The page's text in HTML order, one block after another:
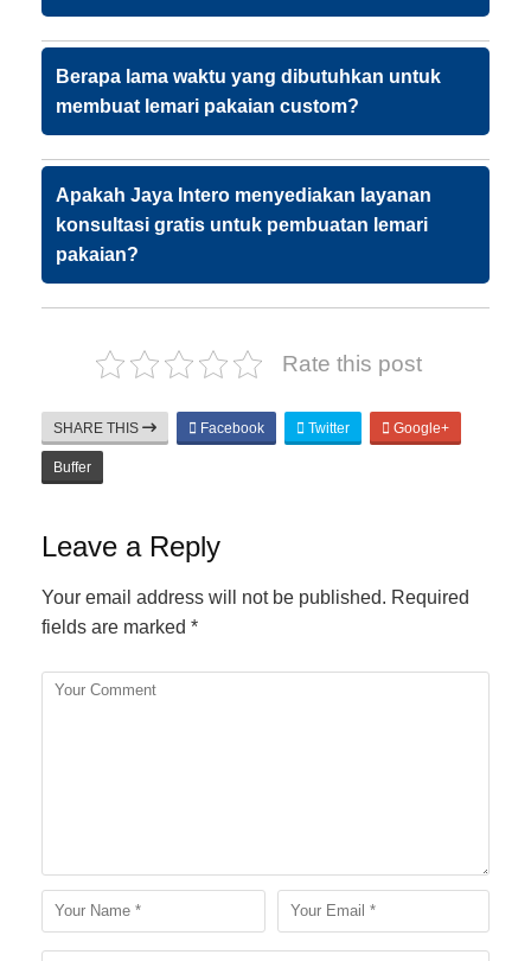
Berapa lama waktu yang dibutuhkan untuk
membuat lemari pakaian custom?
Apakah Jaya Intero menyediakan layanan
konsultasi gratis untuk pembuatan lemari
pakaian?
Rate this post
SHARE THIS Facebook Twitter Google+
Buffer
Leave a Reply
Your email address will not be published. Required
fields are marked *